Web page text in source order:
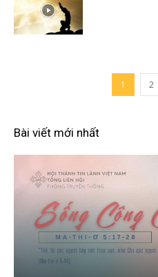
1 2
Bài viết mới nhất